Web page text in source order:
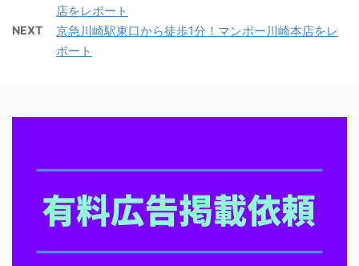
店をレポート
NEXT
京急川崎駅東口から徒歩1分！マンボー川崎本店をレ
ポート